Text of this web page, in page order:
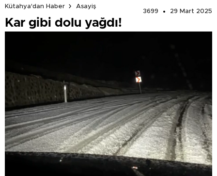
Kütahya'dan Haber
Asayiş
3699
29 Mart 2025
Kar gibi dolu yağdı!